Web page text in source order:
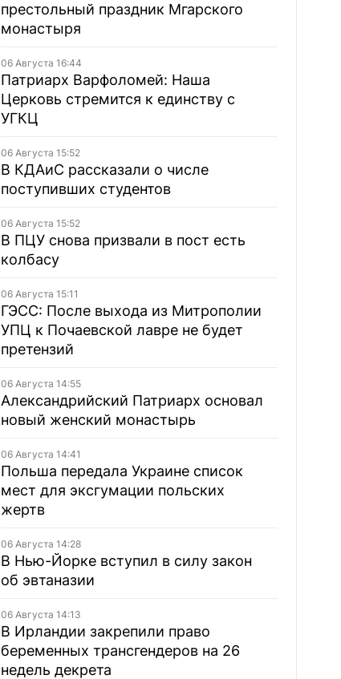
престольный праздник Мгарского
монастыря
06 Августа 16:44
Патриарх Варфоломей: Наша
Церковь стремится к единству с
УГКЦ
06 Августа 15:52
В КДАиС рассказали о числе
поступивших студентов
06 Августа 15:52
В ПЦУ снова призвали в пост есть
колбасу
06 Августа 15:11
ГЭСС: После выхода из Митрополии
УПЦ к Почаевской лавре не будет
претензий
06 Августа 14:55
Александрийский Патриарх основал
новый женский монастырь
06 Августа 14:41
Польша передала Украине список
мест для эксгумации польских
жертв
06 Августа 14:28
В Нью-Йорке вступил в силу закон
об эвтаназии
06 Августа 14:13
В Ирландии закрепили право
беременных трансгендеров на 26
недель декрета